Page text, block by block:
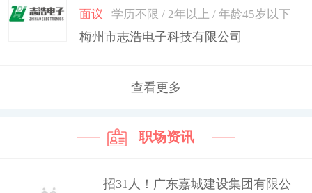
面议 学历不限 / 2年以上 / 年龄45岁以下
梅州市志浩电子科技有限公司
查看更多
职场资讯
招31人！广东嘉城建设集团有限公